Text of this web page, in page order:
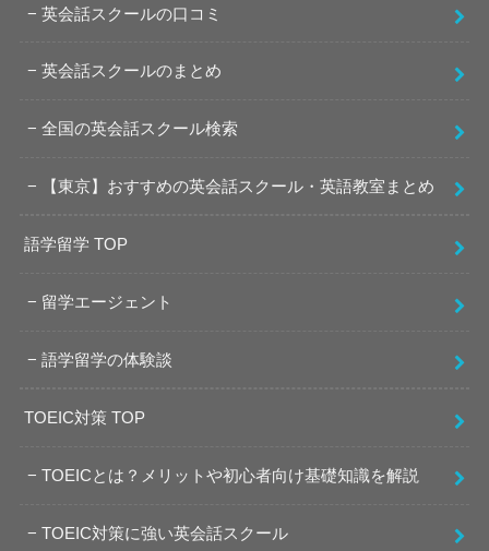
英会話スクールの口コミ
英会話スクールのまとめ
全国の英会話スクール検索
【東京】おすすめの英会話スクール・英語教室まとめ
語学留学 TOP
留学エージェント
語学留学の体験談
TOEIC対策 TOP
TOEICとは？メリットや初心者向け基礎知識を解説
TOEIC対策に強い英会話スクール